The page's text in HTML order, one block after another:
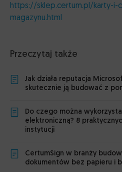
https://sklep.certum.pl/karty-i-
magazynu.html
Przeczytaj także
Jak działa reputacja
skutecznie ją budować z
Do czego można
elektroniczną? 8
instytucji
CertumSign w branży
dokumentów bez papieru i